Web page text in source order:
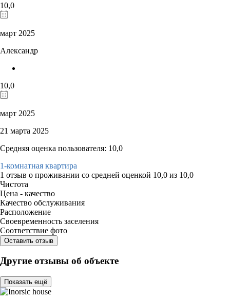
10,0
март 2025
Александр
10,0
март 2025
21 марта 2025
Средняя оценка пользователя: 10,0
1-комнатная квартира
1 отзыв о проживании со средней оценкой 10,0 из 10,0
Чистота
Цена - качество
Качество обслуживания
Расположение
Своевременность заселения
Соответствие фото
Оставить отзыв
Другие отзывы об объекте
Показать ещё